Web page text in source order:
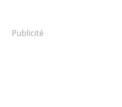
Publicité